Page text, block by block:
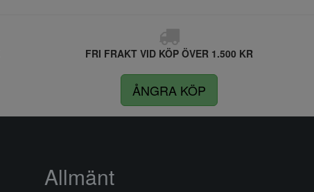
FRI FRAKT VID KÖP ÖVER 1.500 KR
ÅNGRA KÖP
Allmänt